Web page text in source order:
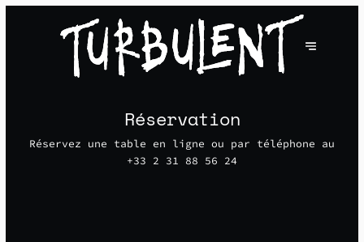
Réservation
Réservez une table en ligne ou par téléphone au
+33 2 31 88 56 24